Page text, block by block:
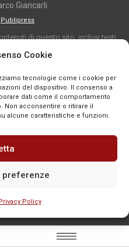
Cookie
tecnologie come i cookie per
del dispositivo. Il consenso a
dati come il comportamento
Non acconsentire o ritirare il
alcune caratteristiche e funzioni.
preferenze
Policy
Giancarli
Publipress
di questo sito, inclusi testi,
sono protetti da copyright e
dei contenuti è consentita
la fonte, con link diretto
I contenuti provenienti da terze
e restano di proprietà dei legittimi
diritti d’autore o norme vigenti, è
l’eventuale rimozione tramite
redazione@news-town.it